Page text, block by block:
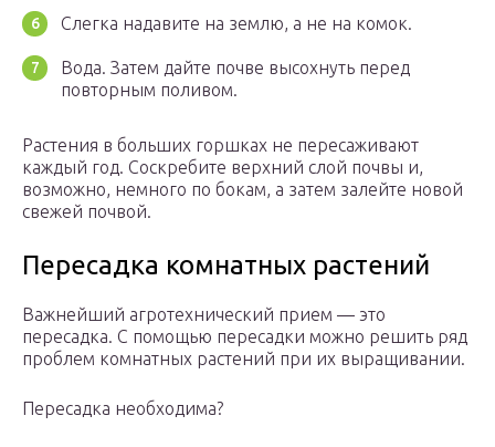
Слегка надавите на землю, а не на комок.
Вода. Затем дайте почве высохнуть перед
повторным поливом.
Растения в больших горшках не пересаживают
каждый год. Соскребите верхний слой почвы и,
возможно, немного по бокам, а затем залейте новой
свежей почвой.
Пересадка комнатных растений
Важнейший агротехнический прием — это
пересадка. С помощью пересадки можно решить ряд
проблем комнатных растений при их выращивании.
Пересадка необходима?